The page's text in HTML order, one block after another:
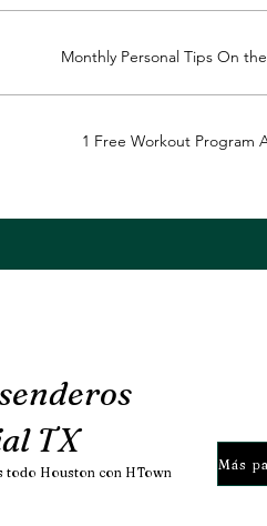
Monthly Personal Tips On
1 Free Workout Program
TX
todo Houston con HTown